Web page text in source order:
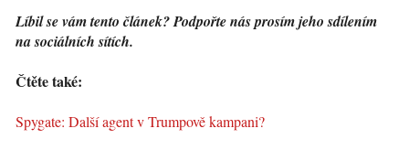
Líbil se vám tento článek? Podpořte nás prosím jeho sdílením
na sociálních sítích.
Čtěte také:
Spygate: Další agent v Trumpově kampani?